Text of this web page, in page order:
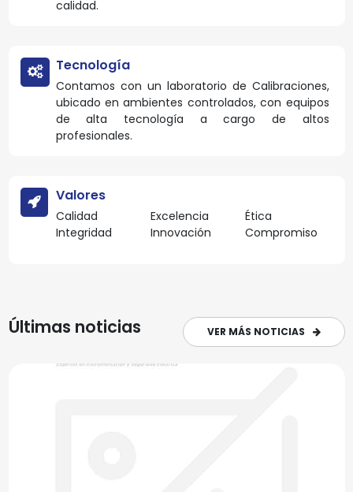
calidad.
Tecnología
Contamos con un laboratorio de Calibraciones,
ubicado en ambientes controlados, con equipos
de alta tecnología a cargo de altos
profesionales.
Valores
Calidad
Integridad
Excelencia
Innovación
Ética
Compromiso
Últimas noticias VER MÁS NOTICIAS